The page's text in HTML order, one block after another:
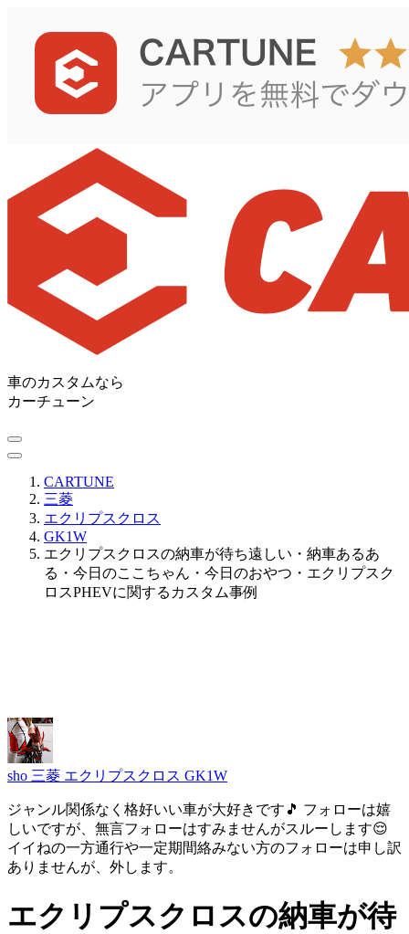
車のカスタムなら
カーチューン
CARTUNE
三菱
エクリプスクロス
GK1W
エクリプスクロスの納車が待ち遠しい・納車あるあ
る・今日のここちゃん・今日のおやつ・エクリプスク
ロスPHEVに関するカスタム事例
sho 三菱 エクリプスクロス GK1W
ジャンル関係なく格好いい車が大好きです🎵 フォローは嬉
しいですが、無言フォローはすみませんがスルーします😌
イイねの一方通行や一定期間絡みない方のフォローは申し訳
ありませんが、外します。
エクリプスクロスの納車が待